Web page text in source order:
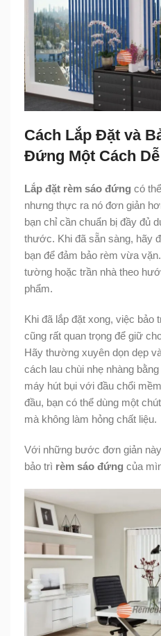
Cách Lắp Đặt và
Đứng Một Cách
Lắp đặt rèm sáo đứng có
nhưng thực ra nó đơn giản
bạn chỉ cần chuẩn bị đầy đủ
thước. Khi đã sẵn sàng, hãy
bạn để đảm bảo rèm vừa
tường hoặc trần nhà theo
phẩm.
Khi đã lắp đặt xong, việc bảo
cũng rất quan trọng để giữ
Hãy thường xuyên dọn dẹp
cách lau chùi nhẹ nhàng
máy hút bụi với đầu chổi
đầu, bạn có thể dùng một
mà không làm hỏng chất liệu.
Với những bước đơn giản
bảo trì rèm sáo đứng của